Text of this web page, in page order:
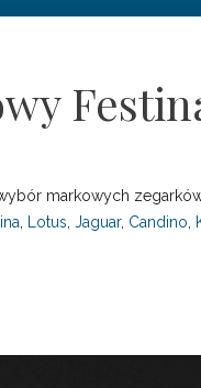
markowych
Lotus Jaguar, Candino